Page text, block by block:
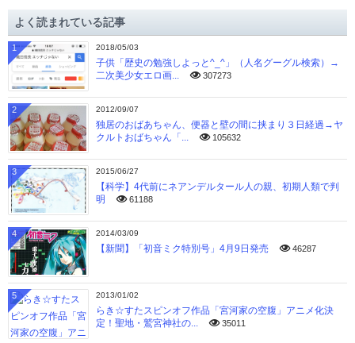
ブよく読まれている記事
2018/05/03
子供「歴史の勉強しよっと^_^」（人名グーグル検索）→
二次美少女エロ画...
307273
1
2012/09/07
独居のおばあちゃん、便器と壁の間に挟まり３日経過→ヤ
クルトおばちゃん「...
105632
2
2015/06/27
【科学】4代前にネアンデルタール人の親、初期人類で判
明
61188
3
2014/03/09
【新聞】「初音ミク特別号」4月9日発売 46287
4
2013/01/02
らき☆すたスピンオフ作品「宮河家の空腹」アニメ化決
定！聖地・鷲宮神社の...
35011
5